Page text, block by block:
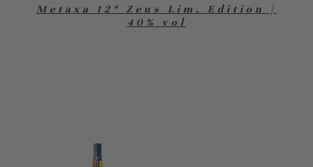
Metaxa 12* Zeus Lim. Edition |
40% vol